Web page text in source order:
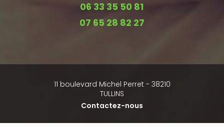
06 33 35 50 81
07 65 28 82 27
11 boulevard Michel Perret - 38210
TULLINS
Contactez-nous